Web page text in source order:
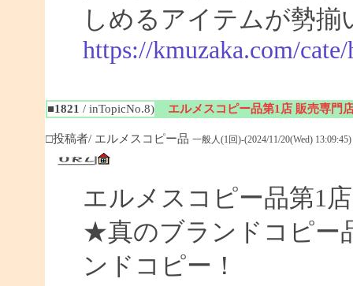
しめるアイテムが勢揃
https://kmuzaka.com/
■1821 / inTopicNo.8) エルメスコピー品第1店 販売専門
□投稿者/ エルメスコピー品 一般人(1回)-(2024/11/20(Wed) 13:09:45)
エルメスコピー品第1
★真のブランドコピー
ンドコピー！